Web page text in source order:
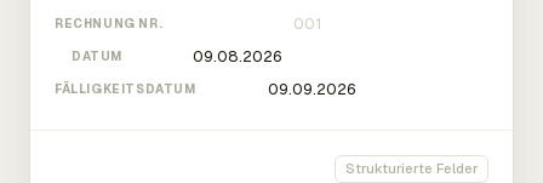
RECHNUNG NR.
DATUM
FÄLLIGKEITSDATUM
Strukturierte Felder